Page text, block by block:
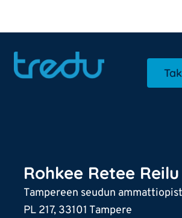
Rohkee Retee Reilu
Tampereen seudun
PL 217, 33101 Tampere